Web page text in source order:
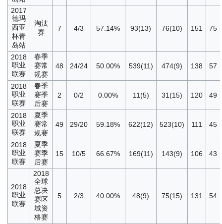
2017
德玛
西亚
杯青
岛站
淘汰
赛
7 4/3 57.14% 93(13) 76(10) 151 75
2018
职业
联赛
春季
赛常
规赛
48 24/24 50.00% 539(11) 474(9) 138 57
2018
职业
联赛
春季
赛季
后赛
2 0/2 0.00% 11(5) 31(15) 120 49
2018
职业
联赛
夏季
赛常
规赛
49 29/20 59.18% 622(12) 523(10) 111 45
2018
职业
联赛
夏季
赛季
后赛
15 10/5 66.67% 169(11) 143(9) 106 43
2018
职业
联赛
2018
全球
总决
赛区
域资
格赛
5 2/3 40.00% 48(9) 75(15) 131 54